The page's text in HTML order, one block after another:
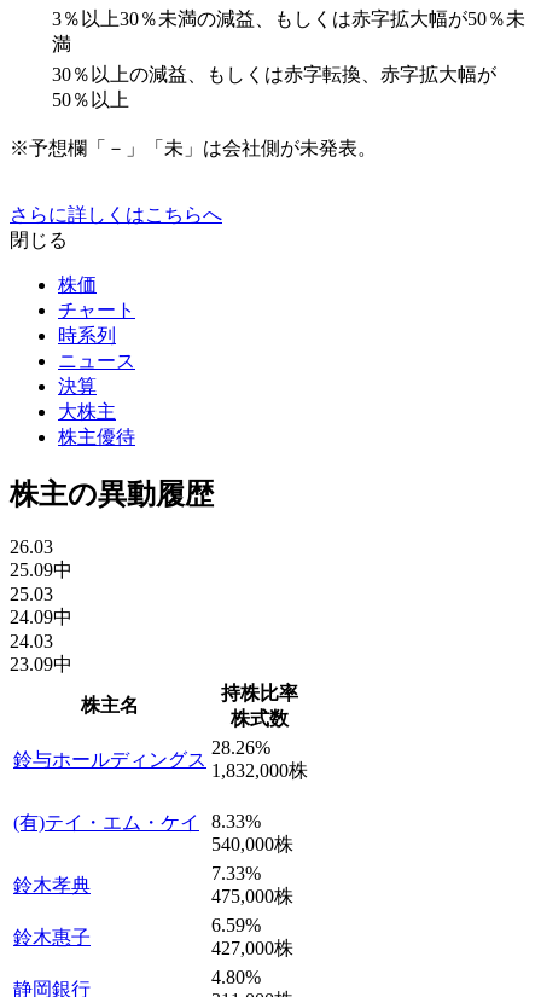
3％以上30％未満の減益、もしくは赤字拡大幅が50％未
満
30％以上の減益、もしくは赤字転換、赤字拡大幅が
50％以上
※予想欄「－」「未」は会社側が未発表。
さらに詳しくはこちらへ
閉じる
株価
チャート
時系列
ニュース
決算
大株主
株主優待
株主の異動履歴
26.03
25.09中
25.03
24.09中
24.03
23.09中
株主名
持株比率
株式数
鈴与ホールディングス
28.26%
1,832,000株
(有)テイ・エム・ケイ 8.33%
540,000株
鈴木孝典
7.33%
475,000株
鈴木惠子
6.59%
427,000株
静岡銀行
4.80%